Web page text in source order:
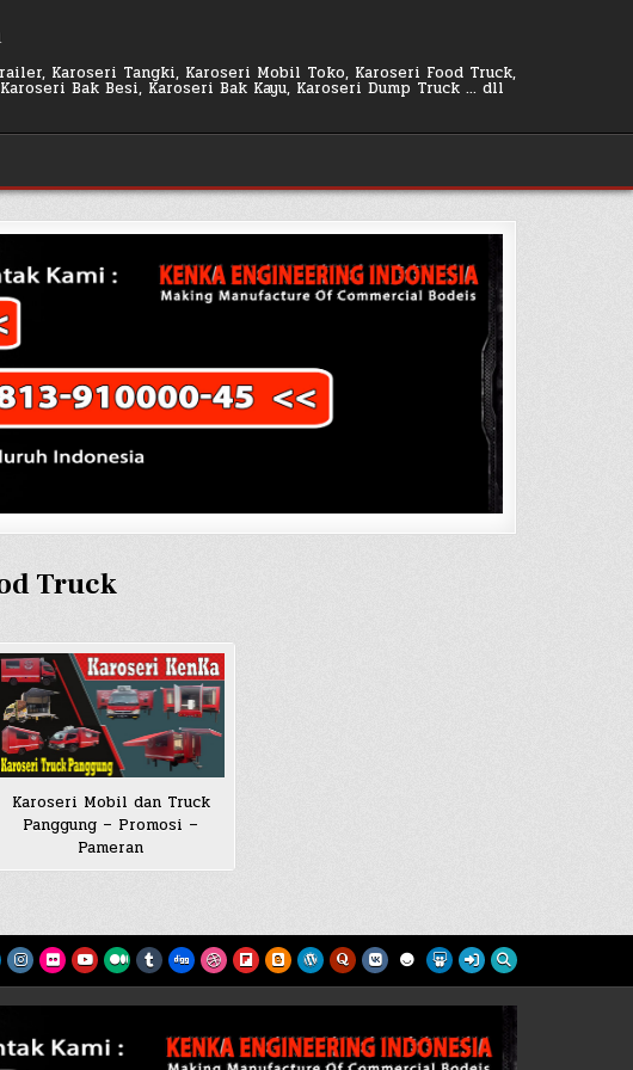
Karoseri Tangki, Karoseri Mobil Toko, Karoseri Food Truck,
Bak Besi, Karoseri Bak Kayu, Karoseri Dump Truck … dll
Truck
Karoseri Mobil dan Truck
Panggung – Promosi –
Pameran